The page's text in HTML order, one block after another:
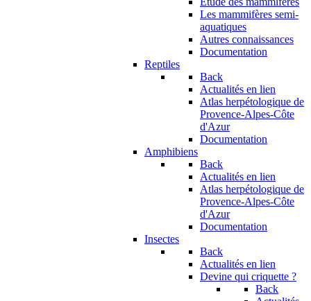
Les mammifères semi-
aquatiques
Autres connaissances
Documentation
Reptiles
Back
Actualités en lien
Atlas herpétologique de
Provence-Alpes-Côte
d'Azur
Documentation
Amphibiens
Back
Actualités en lien
Atlas herpétologique de
Provence-Alpes-Côte
d'Azur
Documentation
Insectes
Back
Actualités en lien
Devine qui criquette ?
Back